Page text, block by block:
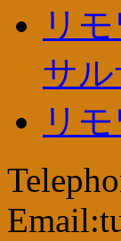
リ
サ
リ